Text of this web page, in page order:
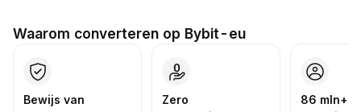
Waarom converteren op Bybit-eu
Bewijs van
Zero
86 mln+